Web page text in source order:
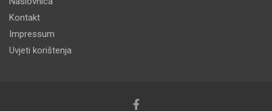
Kontakt
Impressum
Uvjeti korištenja